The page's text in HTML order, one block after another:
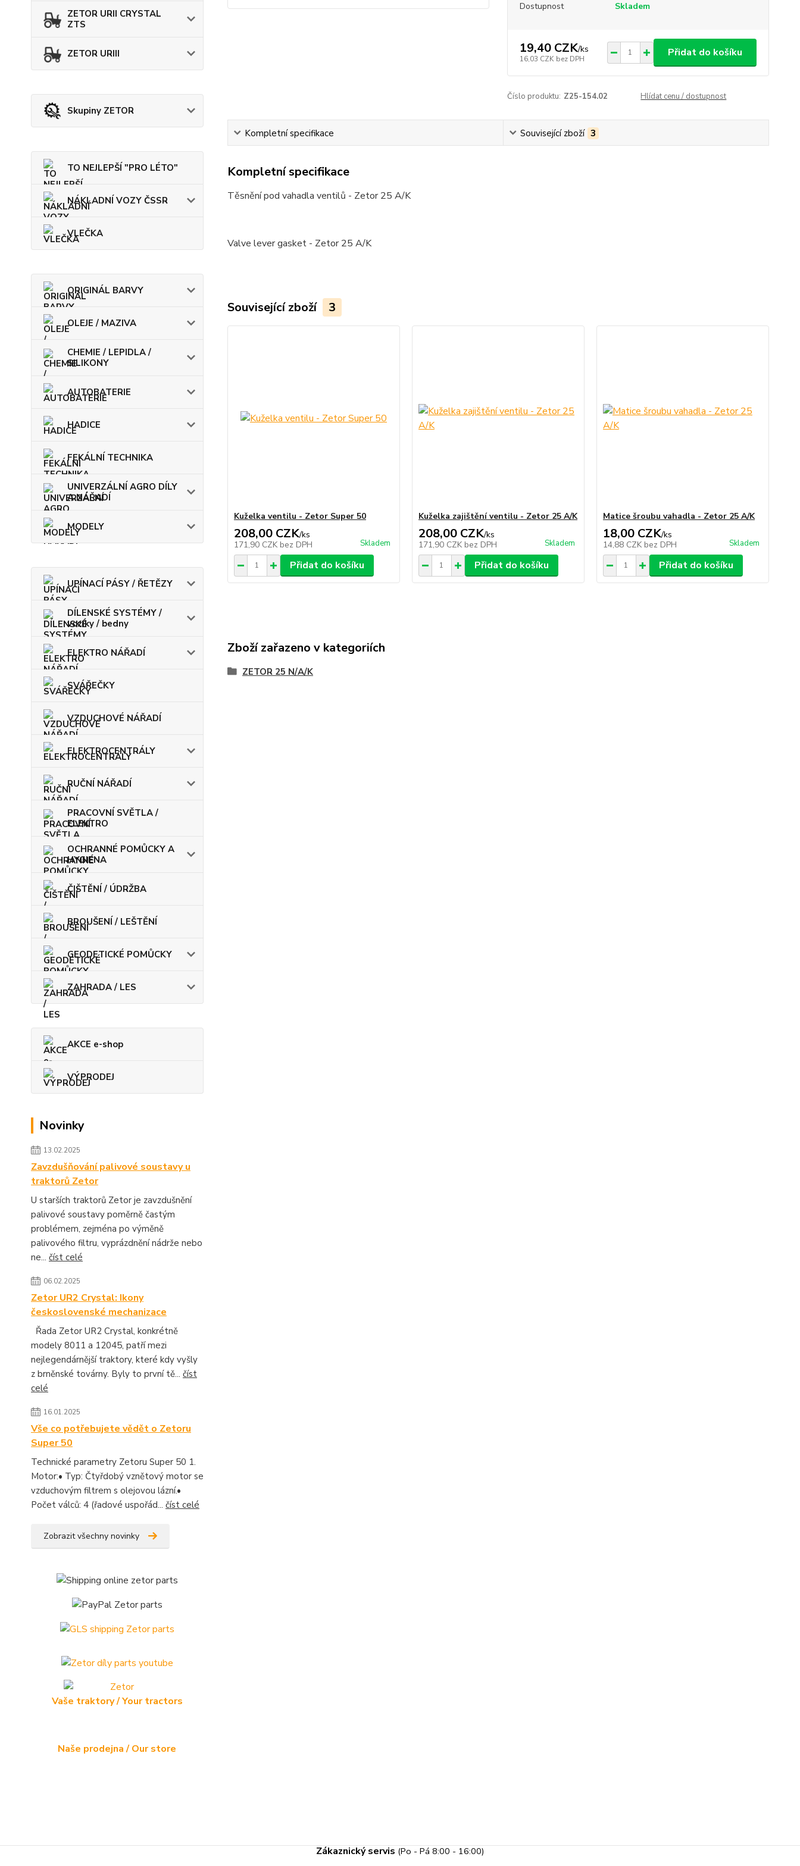
ZETOR URII CRYSTAL
ZTS
ZETOR URIII
Skupiny ZETOR
TO NEJLEPŠÍ "PRO LÉTO"
NÁKLADNÍ VOZY ČSSR
VLEČKA
ORIGINÁL BARVY
OLEJE / MAZIVA
CHEMIE / LEPIDLA /
SILIKONY
AUTOBATERIE
HADICE
FEKÁLNÍ TECHNIKA
UNIVERZÁLNÍ AGRO DÍLY
A NÁŘADÍ
MODELY
UPÍNACÍ PÁSY / ŘETĚZY
DÍLENSKÉ SYSTÉMY /
vozíky / bedny
ELEKTRO NÁŘADÍ
SVÁŘEČKY
VZDUCHOVÉ NÁŘADÍ
ELEKTROCENTRÁLY
RUČNÍ NÁŘADÍ
PRACOVNÍ SVĚTLA /
ELEKTRO
OCHRANNÉ POMŮCKY A
HYGIENA
ČIŠTĚNÍ / ÚDRŽBA
BROUŠENÍ / LEŠTĚNÍ
GEODETICKÉ POMŮCKY
ZAHRADA / LES
AKCE e-shop
VÝPRODEJ
Novinky
13.02.2025
Zavzdušňování palivové soustavy u
traktorů Zetor
U starších traktorů Zetor je zavzdušnění
palivové soustavy poměrně častým
problémem, zejména po výměně
palivového filtru, vyprázdnění nádrže nebo
ne... číst celé
06.02.2025
Zetor UR2 Crystal: Ikony
československé mechanizace
Řada Zetor UR2 Crystal, konkrétně
modely 8011 a 12045, patří mezi
nejlegendárnější traktory, které kdy vyšly
z brněnské továrny. Byly to první tě... číst
celé
16.01.2025
Vše co potřebujete vědět o Zetoru
Super 50
Technické parametry Zetoru Super 50 1.
Motor:• Typ: Čtyřdobý vznětový motor se
vzduchovým filtrem s olejovou lázní.•
Počet válců: 4 (řadové uspořád... číst celé
Zobrazit všechny novinky
Vaše traktory / Your tractors
Naše prodejna / Our store
Dostupnost Skladem
19,40 CZK/ks
16,03 CZK bez DPH
Přidat do košíku
Číslo produktu: Z25-154.02 Hlídat cenu / dostupnost
Kompletní specifikace Související zboží 3
Kompletní specifikace
Těsnění pod vahadla ventilů - Zetor 25 A/K
Valve lever gasket - Zetor 25 A/K
Související zboží 3
Kuželka ventilu - Zetor Super 50
208,00 CZK/ks
171,90 CZK bez DPH Skladem
Přidat do košíku
Kuželka zajištění ventilu - Zetor 25 A/K
208,00 CZK/ks
171,90 CZK bez DPH Skladem
Přidat do košíku
Matice šroubu vahadla - Zetor 25 A/K
18,00 CZK/ks
14,88 CZK bez DPH Skladem
Přidat do košíku
Zboží zařazeno v kategoriích
ZETOR 25 N/A/K
Zákaznický servis (Po - Pá 8:00 - 16:00)